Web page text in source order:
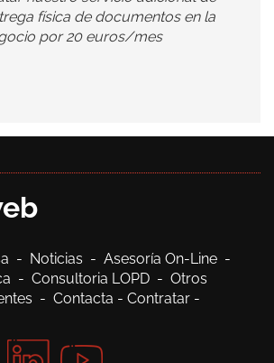
física de documentos en la
por 20 euros/mes
- Noticias - Asesoría On-Line -
- Consultoria LOPD - Otros
- Contacta - Contratar -